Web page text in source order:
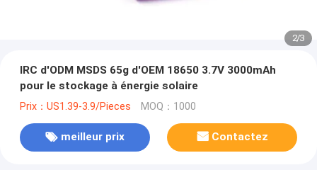
2/3
IRC d'ODM MSDS 65g d'OEM 18650 3.7V 3000mAh
pour le stockage à énergie solaire
Prix：US1.39-3.9/Pieces MOQ：1000
meilleur prix Contactez